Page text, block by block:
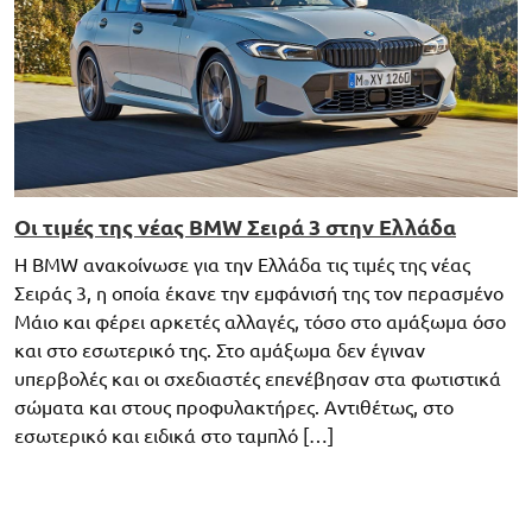
Οι τιμές της νέας BMW Σειρά 3 στην Ελλάδα
H BMW ανακοίνωσε για την Ελλάδα τις τιμές της νέας
Σειράς 3, η οποία έκανε την εμφάνισή της τον περασμένο
Μάιο και φέρει αρκετές αλλαγές, τόσο στο αμάξωμα όσο
και στο εσωτερικό της. Στο αμάξωμα δεν έγιναν
υπερβολές και οι σχεδιαστές επενέβησαν στα φωτιστικά
σώματα και στους προφυλακτήρες. Αντιθέτως, στο
εσωτερικό και ειδικά στο ταμπλό […]